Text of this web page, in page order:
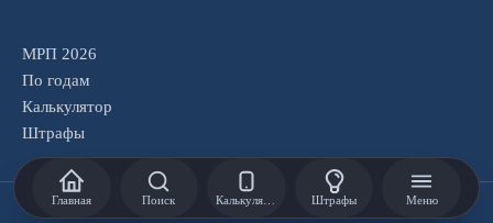
МРП 2026
По годам
Калькулятор
Штрафы
Copyright © 2026 - ITSummit.KZ
Главная Поиск Штрафы Меню